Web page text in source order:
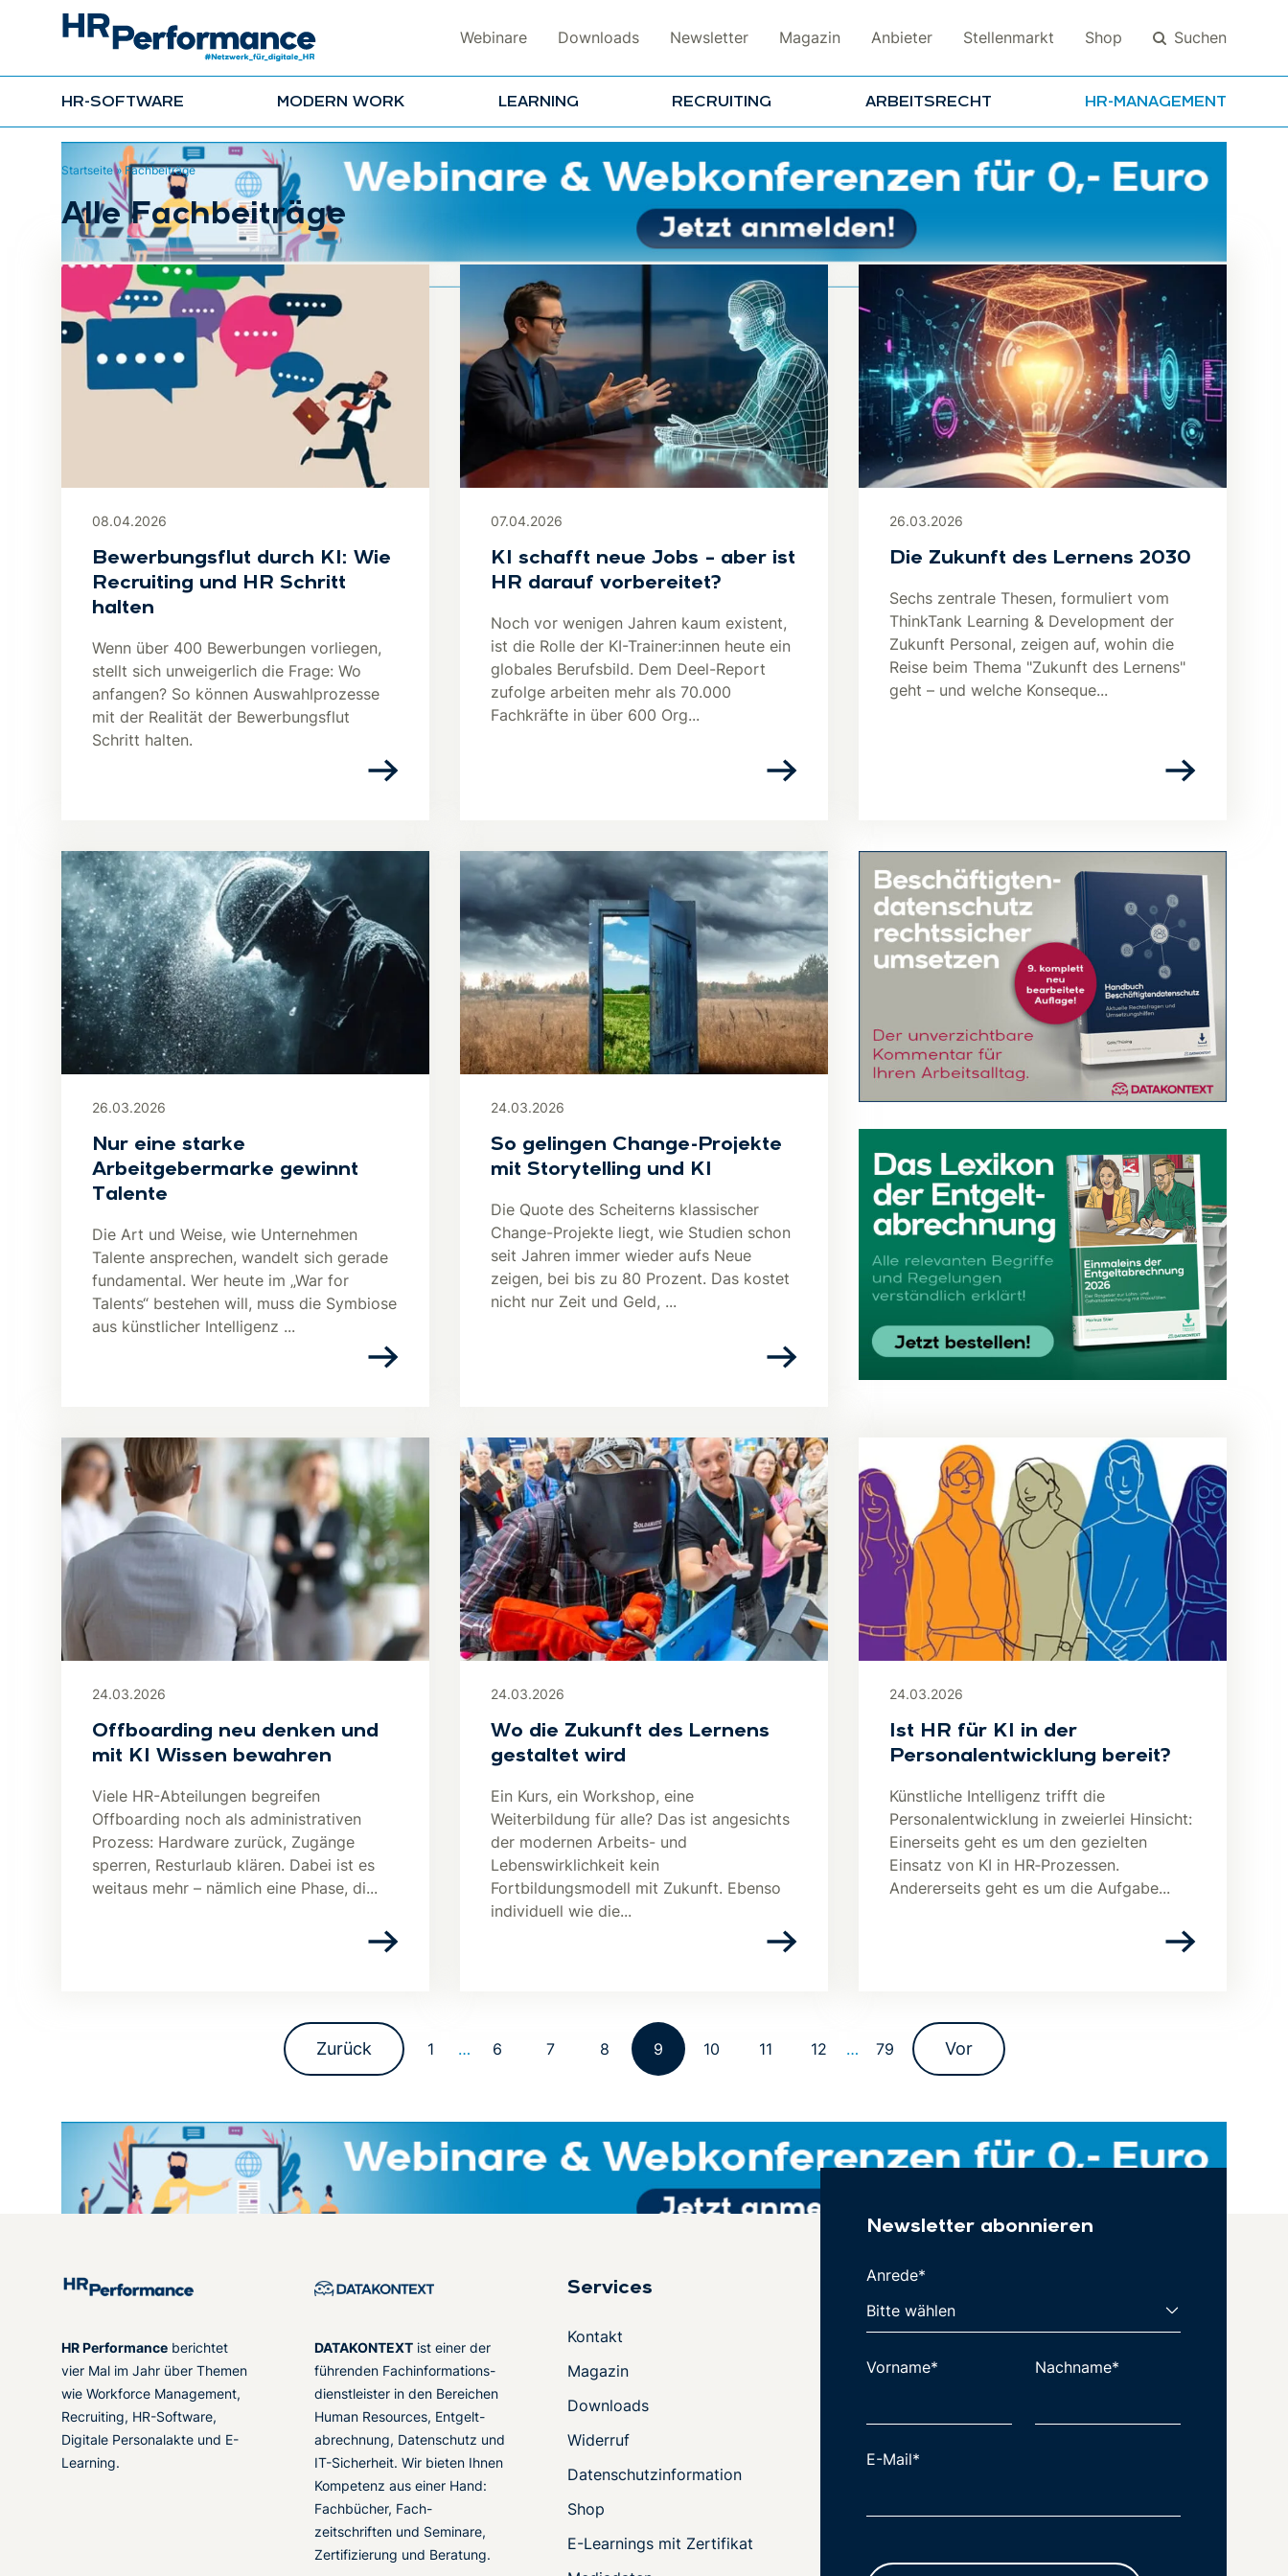
Webinare Downloads Newsletter Magazin Anbieter Stellenmarkt Shop Suchen
HR-SOFTWARE MODERN WORK LEARNING RECRUITING ARBEITSRECHT HR-MANAGEMENT
Suchen
Startseite»Fachbeiträge
Alle Fachbeiträge
08.04.2026
Bewerbungsflut durch KI: Wie
Recruiting und HR Schritt
halten
Wenn über 400 Bewerbungen vorliegen,
stellt sich unweigerlich die Frage: Wo
anfangen? So können Auswahlprozesse
mit der Realität der Bewerbungsflut
Schritt halten.
07.04.2026
KI schafft neue Jobs – aber ist
HR darauf vorbereitet?
Noch vor wenigen Jahren kaum existent,
ist die Rolle der KI-Trainer:innen heute ein
globales Berufsbild. Dem Deel-Report
zufolge arbeiten mehr als 70.000
Fachkräfte in über 600 Org...
26.03.2026
Die Zukunft des Lernens 2030
Sechs zentrale Thesen, formuliert vom
ThinkTank Learning & Development der
Zukunft Personal, zeigen auf, wohin die
Reise beim Thema "Zukunft des Lernens"
geht – und welche Konseque...
26.03.2026
Nur eine starke
Arbeitgebermarke gewinnt
Talente
Die Art und Weise, wie Unternehmen
Talente ansprechen, wandelt sich gerade
fundamental. Wer heute im „War for
Talents“ bestehen will, muss die Symbiose
aus künstlicher Intelligenz ...
24.03.2026
So gelingen Change-Projekte
mit Storytelling und KI
Die Quote des Scheiterns klassischer
Change-Projekte liegt, wie Studien schon
seit Jahren immer wieder aufs Neue
zeigen, bei bis zu 80 Prozent. Das kostet
nicht nur Zeit und Geld, ...
24.03.2026
Offboarding neu denken und
mit KI Wissen bewahren
Viele HR-Abteilungen begreifen
Offboarding noch als administrativen
Prozess: Hardware zurück, Zugänge
sperren, Resturlaub klären. Dabei ist es
weitaus mehr – nämlich eine Phase, di...
24.03.2026
Wo die Zukunft des Lernens
gestaltet wird
Ein Kurs, ein Workshop, eine
Weiterbildung für alle? Das ist angesichts
der modernen Arbeits- und
Lebenswirklichkeit kein
Fortbildungsmodell mit Zukunft. Ebenso
individuell wie die...
24.03.2026
Ist HR für KI in der
Personalentwicklung bereit?
Künstliche Intelligenz trifft die
Personalentwicklung in zweierlei Hinsicht:
Einerseits geht es um den gezielten
Einsatz von KI in HR‑Prozessen.
Andererseits geht es um die Aufgabe...
Zurück 1 … 6 7 8 9 10 11 12 … 79 Vor
HR Performance berichtet
vier Mal im Jahr über Themen
wie Workforce Management,
Recruiting, HR-Software,
Digitale Personalakte und E-
Learning.
DATAKONTEXT ist einer der
führenden Fachinformations-
dienstleister in den Bereichen
Human Resources, Entgelt-
abrechnung, Datenschutz und
IT-Sicherheit. Wir bieten Ihnen
Kompetenz aus einer Hand:
Fachbücher, Fach-
zeitschriften und Seminare,
Zertifizierung und Beratung.
Services
Kontakt
Magazin
Downloads
Widerruf
Datenschutzinformation
Shop
E-Learnings mit Zertifikat
Newsletter abonnieren
Anrede*
Vorname* Nachname*
E-Mail*